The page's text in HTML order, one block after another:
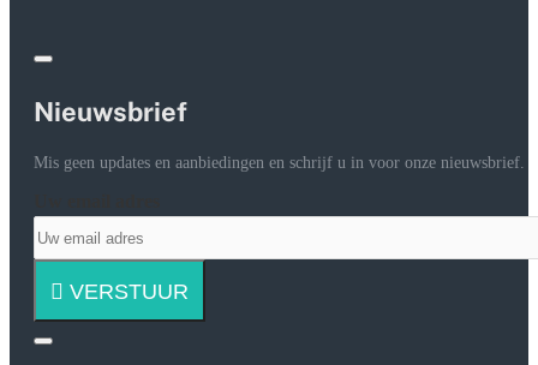
Nieuwsbrief
Mis geen updates en aanbiedingen en schrijf u in voor onze nieuwsbrief.
VERSTUUR